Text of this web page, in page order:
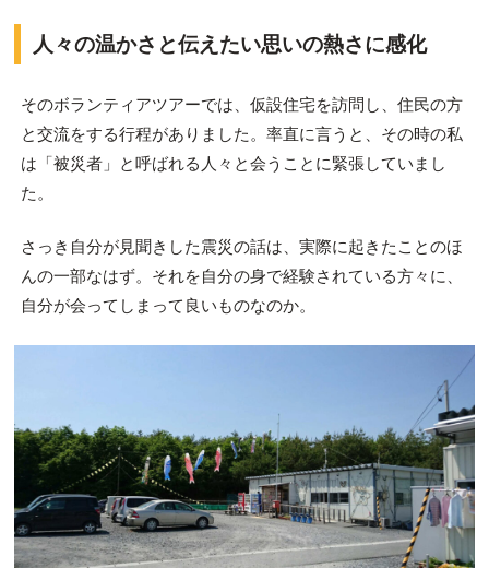
人々の温かさと伝えたい思いの熱さに感化
そのボランティアツアーでは、仮設住宅を訪問し、住民の方
と交流をする行程がありました。率直に言うと、その時の私
は「被災者」と呼ばれる人々と会うことに緊張していまし
た。
さっき自分が見聞きした震災の話は、実際に起きたことのほ
んの一部なはず。それを自分の身で経験されている方々に、
自分が会ってしまって良いものなのか。